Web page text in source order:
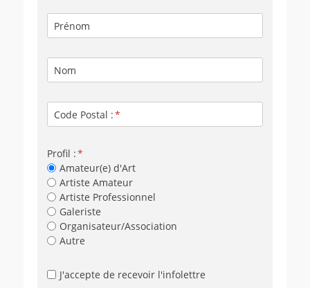
Prénom
Nom
Code Postal :
Profil :
Amateur(e) d'Art
Artiste Amateur
Artiste Professionnel
Galeriste
Organisateur/Association
Autre
J'accepte de recevoir l'infolettre